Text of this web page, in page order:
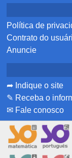
Política de
Contrato do
Anuncie
➦ Indique o site
✎ Receba o
✉ Fale conosco